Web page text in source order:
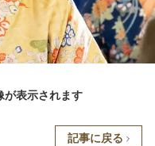
が表示されます
記事に戻る